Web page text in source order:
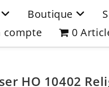
Boutique
compte
0
HO 10402